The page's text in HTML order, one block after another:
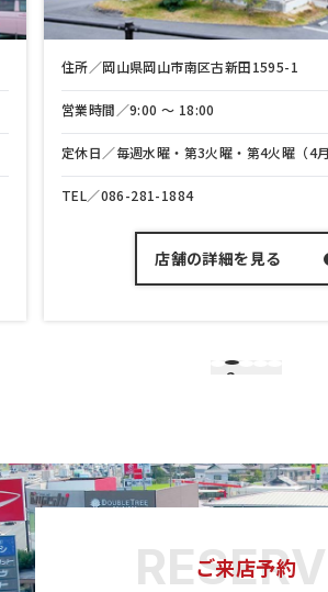
住所／岡山県岡山市南区古新田1595-1
営業時間／9:00 〜 18:00
定休日／毎週水曜・第3火曜・第4火曜（4月~11月）
086-281-1884
店舗の詳細を見る
2
ご来店予約